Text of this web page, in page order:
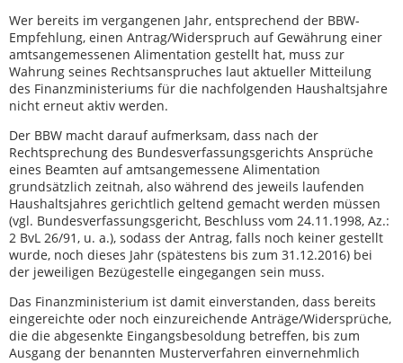
Wer bereits im vergangenen Jahr, entsprechend der BBW-
Empfehlung, einen Antrag/Widerspruch auf Gewährung einer
amtsangemessenen Alimentation gestellt hat, muss zur
Wahrung seines Rechtsanspruches laut aktueller Mitteilung
des Finanzministeriums für die nachfolgenden Haushaltsjahre
nicht erneut aktiv werden.
Der BBW macht darauf aufmerksam, dass nach der
Rechtsprechung des Bundesverfassungsgerichts Ansprüche
eines Beamten auf amtsangemessene Alimentation
grundsätzlich zeitnah, also während des jeweils laufenden
Haushaltsjahres gerichtlich geltend gemacht werden müssen
(vgl. Bundesverfassungsgericht, Beschluss vom 24.11.1998, Az.:
2 BvL 26/91, u. a.), sodass der Antrag, falls noch keiner gestellt
wurde, noch dieses Jahr (spätestens bis zum 31.12.2016) bei
der jeweiligen Bezügestelle eingegangen sein muss.
Das Finanzministerium ist damit einverstanden, dass bereits
eingereichte oder noch einzureichende Anträge/Widersprüche,
die die abgesenkte Eingangsbesoldung betreffen, bis zum
Ausgang der benannten Musterverfahren einvernehmlich